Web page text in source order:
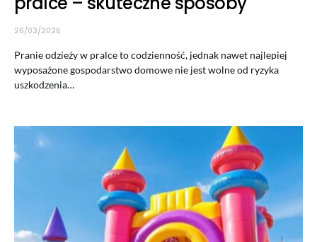
26/03/2026
Pranie odzieży w pralce to codzienność, jednak nawet najlepiej
wyposażone gospodarstwo domowe nie jest wolne od ryzyka
uszkodzenia…